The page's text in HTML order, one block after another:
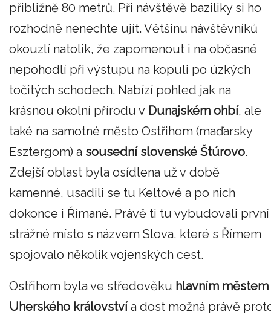
přibližně 80 metrů. Při návštěvě baziliky si ho
rozhodně nenechte ujít. Většinu návštěvníků
okouzlí natolik, že zapomenout i na občasné
nepohodlí při výstupu na kopuli po úzkých
točitých schodech. Nabízí pohled jak na
krásnou okolní přírodu v Dunajském ohbí, ale
také na samotné město Ostřihom (maďarsky
Esztergom) a sousední slovenské Štúrovo.
Zdejší oblast byla osídlena už v době
kamenné, usadili se tu Keltové a po nich
dokonce i Římané. Právě ti tu vybudovali první
strážné místo s názvem Slova, které s Římem
spojovalo několik vojenských cest.
Ostřihom byla ve středověku hlavním městem
Uherského královstvía dost možná právě